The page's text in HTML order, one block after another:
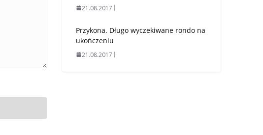
21.08.2017
Przykona. Długo wyczekiwane rondo na
ukończeniu
21.08.2017